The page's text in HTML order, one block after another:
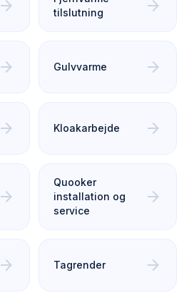
arrow_forward
tilslutning
arrow_forward
arrow_forward Gulvvarme arrow_forward
arrow_forward Kloakarbejde arrow_forward
arrow_forward
Quooker
installation og
service
arrow_forward
arrow_forward Tagrender arrow_forward